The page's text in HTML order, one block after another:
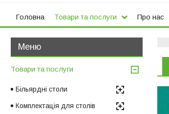
Головна Товари та послуги Про нас
Товари та послуги
Більярдні столи
Комплектація для столів